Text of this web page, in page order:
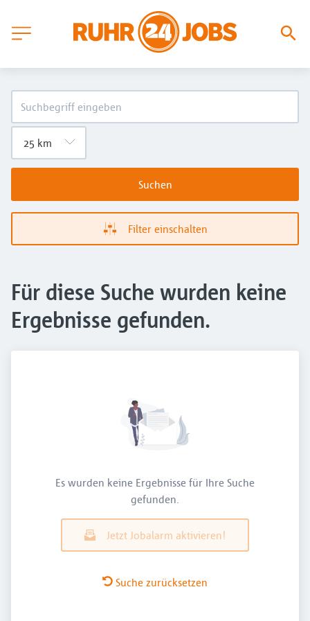
Suchen
Filter einschalten
Für diese Suche wurden keine
Ergebnisse gefunden.
Es wurden keine Ergebnisse für Ihre Suche
gefunden.
Jetzt Jobalarm aktivieren!
Suche zurücksetzen